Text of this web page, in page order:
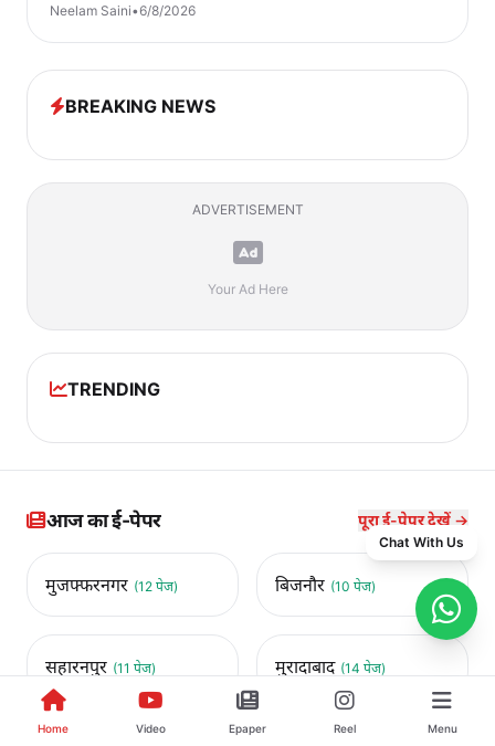
Neelam Saini•6/8/2026
BREAKING NEWS
ADVERTISEMENT
Your Ad Here
TRENDING
आज का ई-पेपर पूरा ई-पेपर देखें →
मुजफ्फरनगर (12 पेज) बिजनौर (10 पेज)
सहारनपुर (11 पेज) मुरादाबाद (14 पेज)
Home Video Epaper Reel Menu
Chat With Us